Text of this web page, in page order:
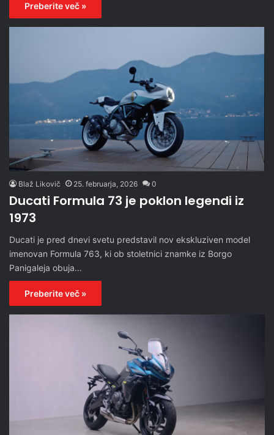
Preberite več »
Blaž Likovič 25. februarja, 2026 0
Ducati Formula 73 je poklon legendi iz
1973
Ducati je pred dnevi svetu predstavil nov ekskluziven model
imenovan Formula 763, ki ob stoletnici znamke iz Borgo
Panigaleja obuja…
Preberite več »